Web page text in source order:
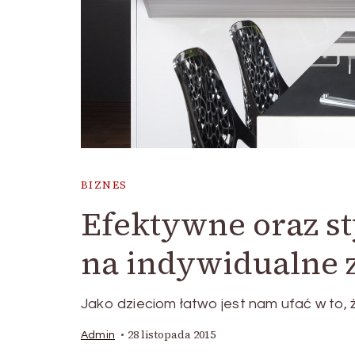
BIZNES
Efektywne oraz
na indywidualne
Jako dzieciom łatwo jest nam ufać w to,
Admin 28 listopada 2015